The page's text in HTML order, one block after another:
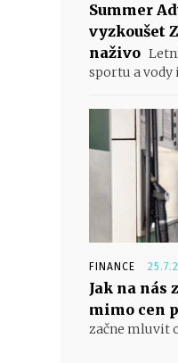
Summer
vyzkoušet
naživo
sportu a vody
FINANCE
Jak na nás
mimo cen
začne mluvit